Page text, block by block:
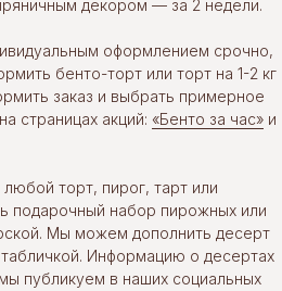
декором — за 2 недели.
оформлением срочно,
бенто-торт или торт на 1-2 кг
заказ и выбрать примерное
страницах акций: «Бенто за час» и
торт, пирог, тарт или
подарочный набор пирожных или
Мы можем дополнить десерт
Информацию о десертах
публикуем в наших социальных